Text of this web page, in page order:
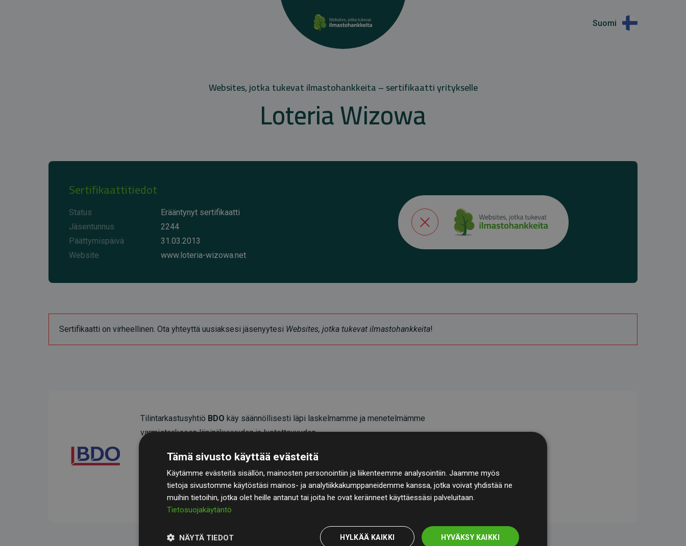
Suomi
Websites, jotka tukevat ilmastohankkeita – sertifikaatti yritykselle
Loteria Wizowa
Sertifikaattitiedot
Status
Erääntynyt sertifikaatti
Jäsentunnus
2244
Päättymispäivä
31.03.2013
Website
www.loteria-wizowa.net
Sertifikaatti on virheellinen. Ota yhteyttä uusiaksesi jäsenyytesi Websites, jotka tukevat ilmastohankkeita!
Tilintarkastusyhtiö BDO käy säännöllisesti läpi laskelmamme ja menetelmämme
varmistaakseen läpinäkyvyyden ja luotettavuuden.
Heidän tarkastuksensa osoittavat, että investoinnit ilmastohankkeisiin
jäsenverkkosivustoilla – selkeä todiste toimintatapamme todellisesta
vaikutuksesta.
Tämä sivusto käyttää evästeitä
Käytämme evästeitä sisällön, mainosten personointiin ja liikenteemme analysointiin. Jaamme myös
tietoja sivustomme käytöstäsi mainos- ja analytiikkakumppaneidemme kanssa, jotka voivat yhdistää ne
muihin tietoihin, jotka olet heille antanut tai joita he ovat keränneet käyttäessäsi palveluitaan.
Tietosuojakäytäntö
HYVÄKSY KAIKKI
HYLKÄÄ KAIKKI
NÄYTÄ TIEDOT